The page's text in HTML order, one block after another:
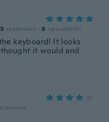
recensioni · 8 caricamenti
keyboard! It looks
it would and